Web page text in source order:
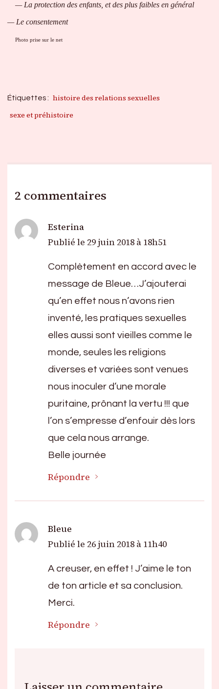
— La protection des enfants, et des plus faibles en général
— Le consentement
Photo prise sur le net
Étiquettes : histoire des relations sexuelles
sexe et préhistoire
2 commentaires
Esterina
Publié le 29 juin 2018 à 18h51
Complètement en accord avec le
message de Bleue…J’ajouterai
qu’en effet nous n’avons rien
inventé, les pratiques sexuelles
elles aussi sont vieilles comme le
monde, seules les religions
diverses et variées sont venues
nous inoculer d’une morale
puritaine, prônant la vertu !!! que
l’on s’empresse d’enfouir dès lors
que cela nous arrange.
Belle journée
Répondre
Bleue
Publié le 26 juin 2018 à 11h40
A creuser, en effet ! J’aime le ton
de ton article et sa conclusion.
Merci.
Répondre